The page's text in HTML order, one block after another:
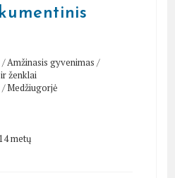
/Amžinasis gyvenimas /
ženklai
/Medžiugorjė
metų